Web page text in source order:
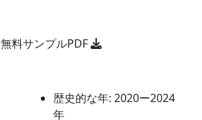
無料サンプルPDF
歴史的な年: 2020ー2024
年